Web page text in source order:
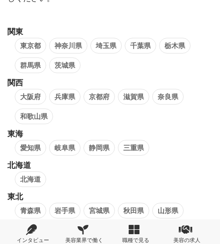
関東
東京都 神奈川県 埼玉県 千葉県 栃木県
群馬県 茨城県
関西
大阪府 兵庫県 京都府 滋賀県 奈良県
和歌山県
東海
愛知県 岐阜県 静岡県 三重県
北海道
北海道
東北
青森県 岩手県 宮城県 秋田県 山形県
福島県
インタビュー 美容業界で働く 職種で見る 美容の求人